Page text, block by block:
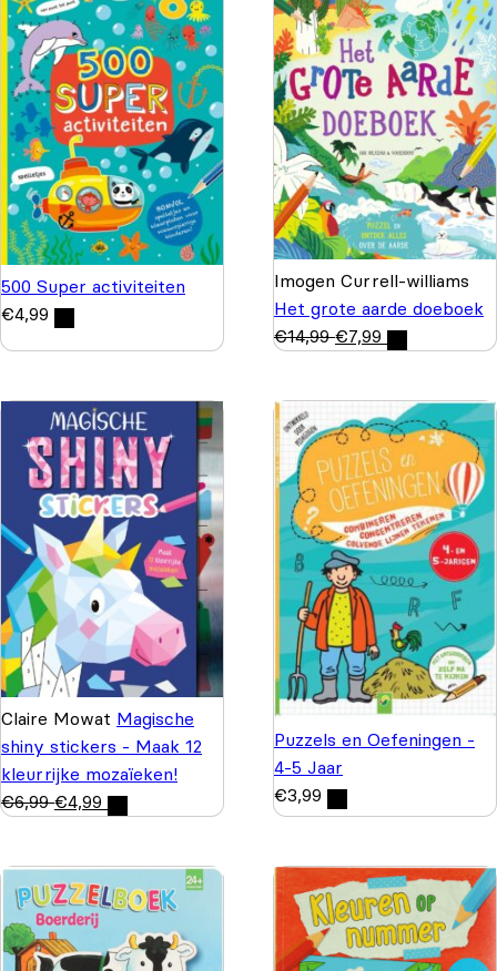
500 Super activiteiten
€4,99
Imogen Currell-williams
Het grote aarde doeboek
€14,99 €7,99
Claire Mowat Magische
shiny stickers - Maak 12
kleurrijke mozaïeken!
€6,99 €4,99
Puzzels en Oefeningen -
4-5 Jaar
€3,99